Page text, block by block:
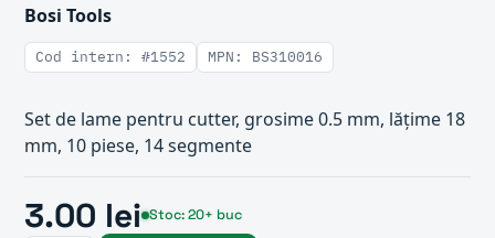
Bosi Tools
Cod intern: #1552 MPN: BS310016
Set de lame pentru cutter, grosime 0.5 mm, lățime 18
mm, 10 piese, 14 segmente
3.00 lei Stoc: 20+ buc